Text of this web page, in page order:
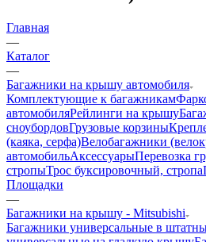
Главная
—
Каталог
—
Багажники на крышу автомобиля
Комплектующие к багажникам
автомобиляРейлинги на крышу
сноубордовГрузовые корзины
(каяка, серфа)Велобагажники
автомобильАксессуарыПеревозка
стропыТрос буксировочный, стропа
Площадки
—
Багажники на крышу - Mitsubishi
Багажники универсальные в